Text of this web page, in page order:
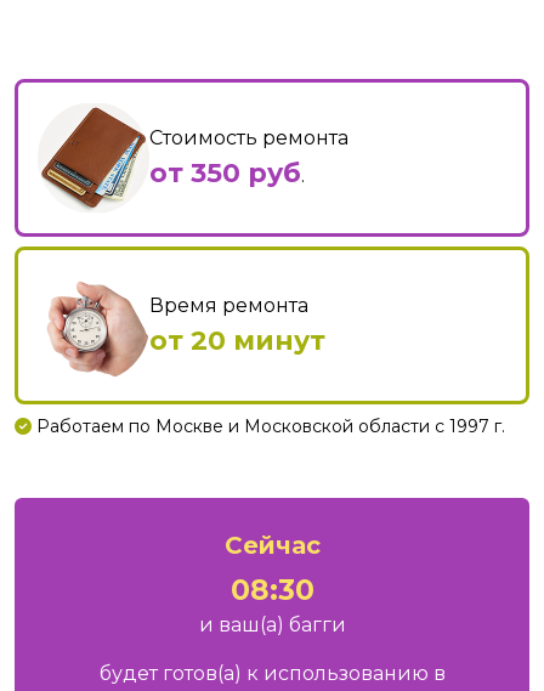
Стоимость ремонта
от 350 руб.
Время ремонта
от 20 минут
Работаем по Москве и Московской области с 1997 г.
Сейчас
08:30
и ваш(а) багги
будет готов(а) к использованию в